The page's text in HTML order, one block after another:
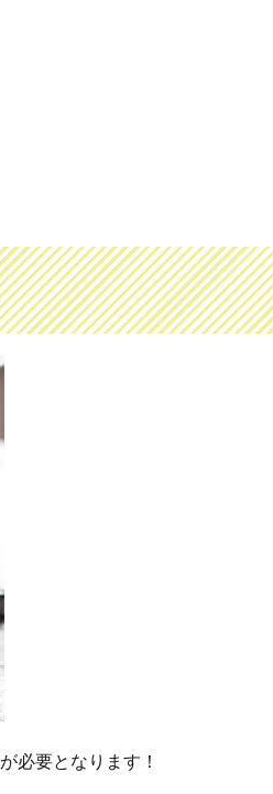
が必要となります！